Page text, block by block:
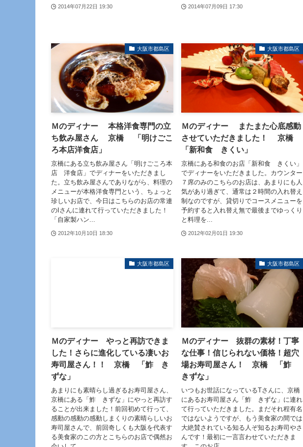
2014年07月22日 19:30 2014年07月09日 17:30
大阪市都島区
Ｍのディナー 本格洋食専門の立
ち飲み屋さん 京橋 「明けごこ
ろ本店洋食店」
京橋にある立ち飲み屋さん「明けごころ本
店 洋食店」でディナーをいただきまし
た。立ち飲み屋さんでありながら、料理の
メニューが本格洋食専門という、ちょっと
珍しいお店で、今日はこちらのお店の常連
のIさんに連れて行っていただきました！
「自家製ハン...
2012年10月10日 18:30
大阪市都島区
Ｍのディナー またまた心底感動
させていただきました！ 京橋
「新和食 きくい」
京橋にある和食のお店「新和食 きくい」
でディナーをいただきました。カウンター
７席のみのこちらのお店は、あまりにも人
気があり過ぎて、通常は２時間の入れ替え
制なのですが、貸切りでコースメニューを
予約すると入れ替え無で最後までゆっくり
と料理を...
2012年02月01日 19:30
大阪市都島区
Ｍのディナー やっと再訪できま
した！さらに進化している凄いお
寿司屋さん！！ 京橋 「鮓 き
ずな」
あまりにも素晴らし過ぎるお寿司屋さん、
京橋にある「鮓 きずな」にやっと再訪す
ることが出来ました！前回初めて行って、
感動の感動の感動しまくりの素晴らしいお
寿司屋さんで、前回奇しくも大阪を代表す
る美食家のこの方とこちらのお店で偶然お
大阪市都島区
Ｍのディナー 抜群の素材！丁寧
な仕事！信じられない価格！超穴
場お寿司屋さん！ 京橋 「鮓
きずな」
いつもお世話になっているTさんに、京橋
にあるお寿司屋さん「鮓 きずな」に連れ
て行っていただきました。まだそれ程有名
ではないようですが、もう美食家の間では
大絶賛されている知る人ぞ知るお寿司やさ
んです！最初に一言言わせていただきま